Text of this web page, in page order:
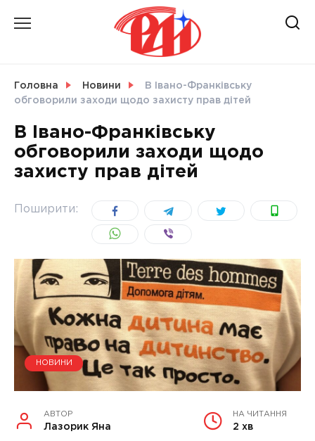
Головна Новини
В Івано-Франківську
обговорили заходи щодо захисту прав дітей
В Івано-Франківську
обговорили заходи щодо
захисту прав дітей
Поширити:
НОВИНИ
АВТОР
Лазорик Яна
НА ЧИТАННЯ
2 хв